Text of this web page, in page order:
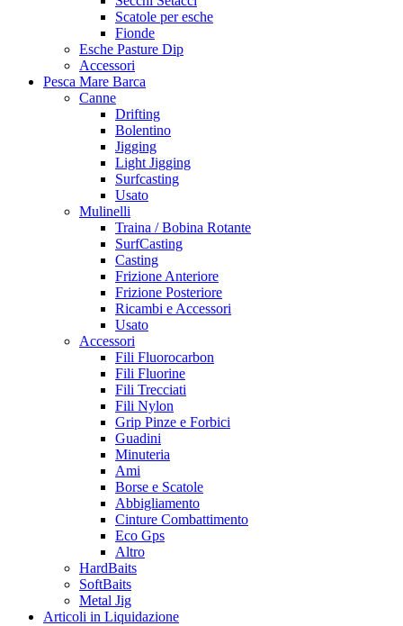
Scatole per esche
Fionde
Esche Pasture Dip
Accessori
Pesca Mare Barca
Canne
Drifting
Bolentino
Jigging
Light Jigging
Surfcasting
Usato
Mulinelli
Traina / Bobina Rotante
SurfCasting
Casting
Frizione Anteriore
Frizione Posteriore
Ricambi e Accessori
Usato
Accessori
Fili Fluorocarbon
Fili Fluorine
Fili Trecciati
Fili Nylon
Grip Pinze e Forbici
Guadini
Minuteria
Ami
Borse e Scatole
Abbigliamento
Cinture Combattimento
Eco Gps
Altro
HardBaits
SoftBaits
Metal Jig
Articoli in Liquidazione